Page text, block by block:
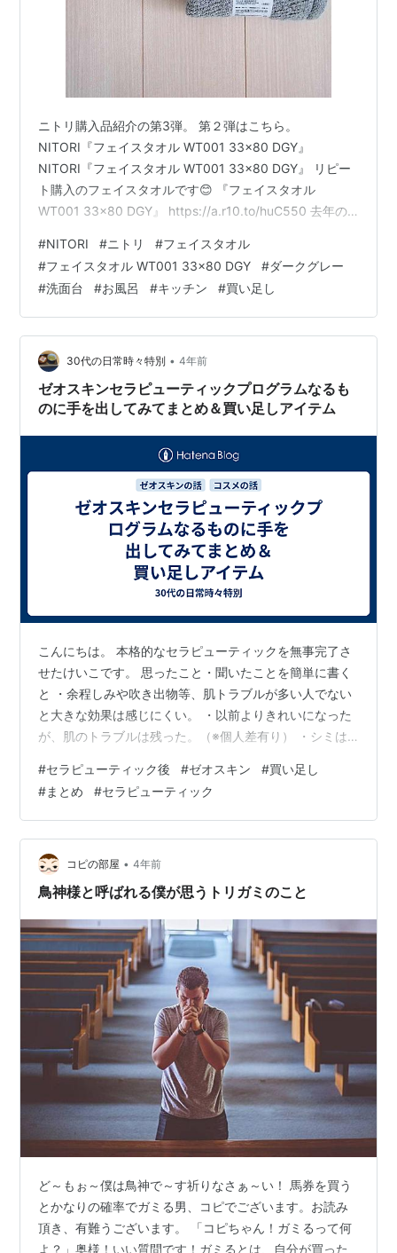
ニトリ購入品紹介の第3弾。 第２弾はこちら。
NITORI『フェイスタオル WT001 33×80 DGY』
NITORI『フェイスタオル WT001 33×80 DGY』 リピー
ト購入のフェイスタオルです😊 『フェイスタオル
WT001 33×80 DGY』 https://a.r10.to/huC550 去年の5
した！ 洗った回数はおそらく500回近く・・・ｗ それが
未だにほつれなどはほぼ無くて、全然使えます。さすが
ですニトリさん。 たださすがにだいぶ薄くなってきたの
と硬さも出てきたので、今までのものはキッチン用にし
て新しく買い足すことに…
#NITORI #ニトリ #フェイスタオル
#フェイスタオル WT001 33×80 DGY #ダークグレー
#洗面台 #お風呂 #キッチン #買い足し
30代の日常時々特別 • 4年前
ゼオスキンセラピューティックプログラムなるも
のに手を出してみてまとめ＆買い足しアイテム
こんにちは。 本格的なセラピューティックを無事完了さ
せたけいこです。 思ったこと・聞いたことを簡単に書く
と ・余程しみや吹き出物等、肌トラブルが多い人でない
と大きな効果は感じにくい。 ・以前よりきれいになった
が、肌のトラブルは残った。（※個人差有り） ・シミは
塗る癖が付き、1日2回は必ず塗ってます。
#セラピューティック後 #ゼオスキン #買い足し
#まとめ #セラピューティック
コピの部屋 • 4年前
鳥神様と呼ばれる僕が思うトリガミのこと
ど～もぉ～僕は鳥神で～す祈りなさぁ～い！ 馬券を買う
とかなりの確率でガミる男、コピでございます。お読み
頂き、有難うございます。 「コピちゃん！ガミるって何
よ？」奥様！いい質問です！ガミるとは、自分が買った